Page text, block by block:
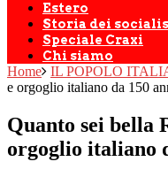
Estero
Storia dei
Speciale Craxi
Chi siamo
Home IL POPOLO
e orgoglio italiano da 150
Quanto sei bella
orgoglio italiano